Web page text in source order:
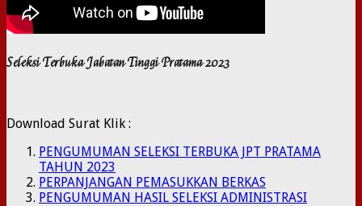
Seleksi Terbuka Jabatan Tinggi Pratama 2023
Download Surat Klik :
PENGUMUMAN SELEKSI TERBUKA JPT PRATAMA
TAHUN 2023
PERPANJANGAN PEMASUKKAN BERKAS
PENGUMUMAN HASIL SELEKSI ADMINISTRASI